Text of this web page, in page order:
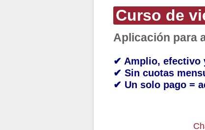
Curso de
Aplicación para
✔ Amplio, efectivo
✔ Sin cuotas
✔ Un solo pago =